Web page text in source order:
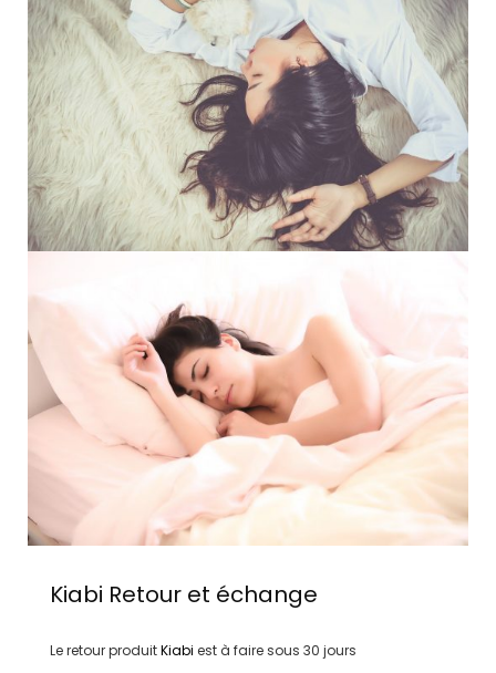
Kiabi Retour et échange
Le retour produitKiabi est à faire sous 30 jours